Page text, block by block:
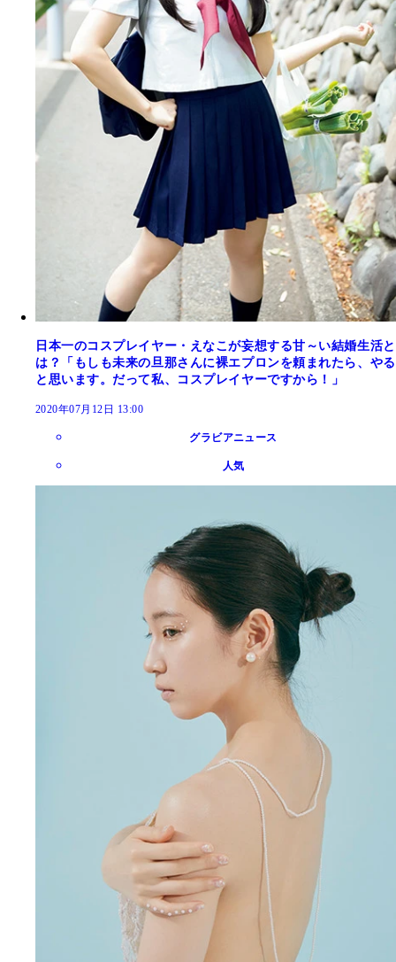
日本一のコスプレイヤー・えなこが妄想する甘～い結婚生活と
は？「もしも未来の旦那さんに裸エプロンを頼まれたら、やる
と思います。だって私、コスプレイヤーですから！」
2020年07月12日 13:00
グラビアニュース
人気